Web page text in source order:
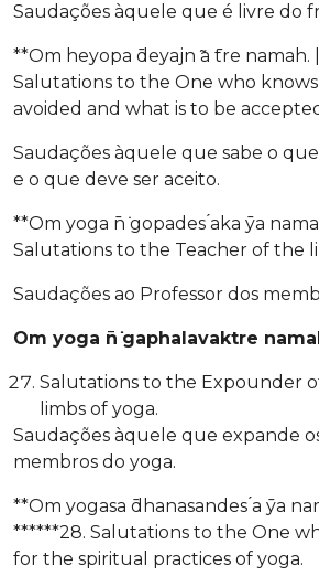
Saudações àquele que é livre do
**Om heyopa ̄deyajn ̃a ̄tre namah.
Salutations to the One who
avoided and what is to be
Saudações àquele que sabe o
e o que deve ser aceito.
**Om yoga ̄n ̇gopades ́aka ̄ya
Salutations to the Teacher of the
Saudações ao Professor dos
Om yoga ̄n ̇gaphalavaktre
Salutations to the Expounder
limbs of yoga.
Saudações àquele que expande
membros do yoga.
**Om yogasa ̄dhanasandes ́a ̄ya
******28. Salutations to the One
for the spiritual practices of yoga.